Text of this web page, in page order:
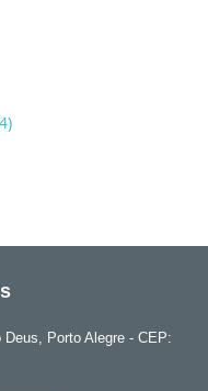
Deus, Porto Alegre - CEP: